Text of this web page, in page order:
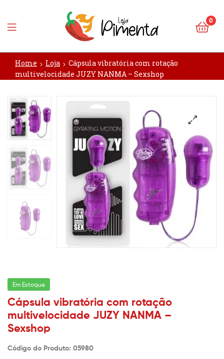
Loja
Pimenta
0
Home Loja
Cápsula vibratória com rotação
multivelocidade JUZY NANMA – Sexshop
Em Estoque
Cápsula vibratória com rotação
multivelocidade JUZY NANMA –
Sexshop
Código do Produto: 05980